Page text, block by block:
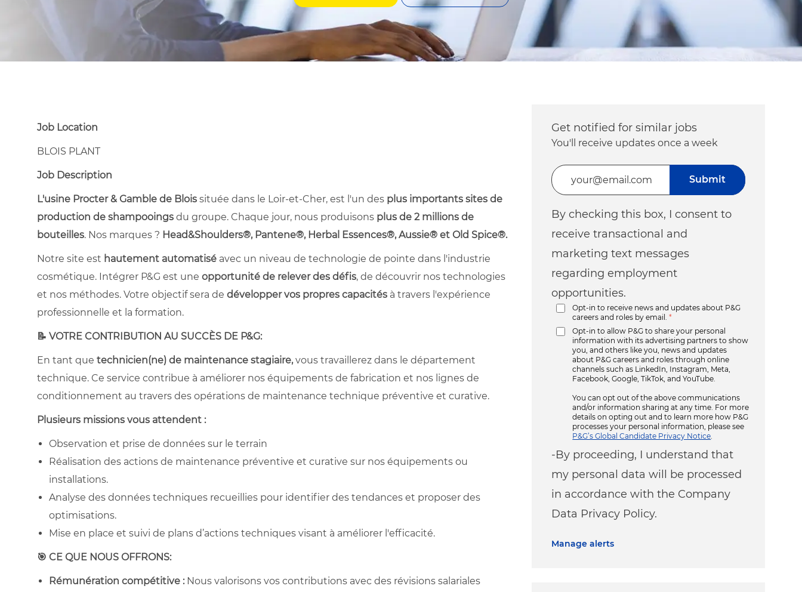
Job Location
BLOIS PLANT
Job Description
L'usine Procter & Gamble de Blois située dans le Loir-et-Cher, est l'un des plus importants sites de
production de shampooings du groupe. Chaque jour, nous produisons plus de 2 millions de
bouteilles. Nos marques ? Head&Shoulders®, Pantene®, Herbal Essences®, Aussie® et Old Spice®.
Notre site est hautement automatisé avec un niveau de technologie de pointe dans l'industrie
cosmétique. Intégrer P&G est une opportunité de relever des défis, de découvrir nos technologies
et nos méthodes. Votre objectif sera de développer vos propres capacités à travers l'expérience
professionnelle et la formation.
📝 VOTRE CONTRIBUTION AU SUCCÈS DE P&G:
En tant que technicien(ne) de maintenance stagiaire,vous travaillerez dans le département
technique. Ce service contribue à améliorer nos équipements de fabrication et nos lignes de
conditionnement au travers des opérations de maintenance technique préventive et curative.
Plusieurs missions vous attendent :
Observation et prise de données sur le terrain
Réalisation des actions de maintenance préventive et curative sur nos équipements ou
installations.
Analyse des données techniques recueillies pour identifier des tendances et proposer des
optimisations.
Mise en place et suivi de plans d’actions techniques visant à améliorer l'efficacité.
🎯 CE QUE NOUS OFFRONS:
Rémunération compétitive : Nous valorisons vos contributions avec des révisions salariales
Get notified for similar jobs
You'll receive updates once a week
Enter Email address (Required)
By checking this box, I consent to
receive transactional and
marketing text messages
regarding employment
opportunities.
Opt-in to receive news and updates about P&G
careers and roles by email.
*
Opt-in to allow P&G to share your personal
information with its advertising partners to show
you, and others like you, news and updates
about P&G careers and roles through online
channels such as LinkedIn, Instagram, Meta,
Facebook, Google, TikTok, and YouTube.
You can opt out of the above communications
and/or information sharing at any time. For more
details on opting out and to learn more how P&G
processes your personal information, please see
P&G’s Global Candidate Privacy Notice
-By proceeding, I understand that
my personal data will be processed
in accordance with the Company
Data Privacy Policy.
Submit
Manage alerts